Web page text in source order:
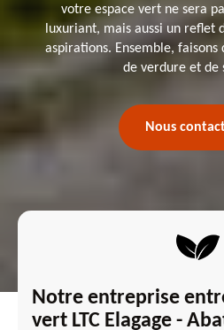
votre espace vert ne sera
luxuriant, mais aussi un reflet
aspirations. Ensemble, faisons
de verdure et de
Nous
Notre entreprise
vert LTC Elagage -